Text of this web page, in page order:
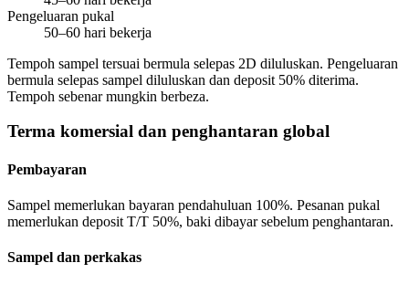
Pengeluaran pukal
50–60 hari bekerja
Tempoh sampel tersuai bermula selepas 2D diluluskan. Pengeluaran
bermula selepas sampel diluluskan dan deposit 50% diterima.
Tempoh sebenar mungkin berbeza.
Terma komersial dan penghantaran global
Pembayaran
Sampel memerlukan bayaran pendahuluan 100%. Pesanan pukal
memerlukan deposit T/T 50%, baki dibayar sebelum penghantaran.
Sampel dan perkakas